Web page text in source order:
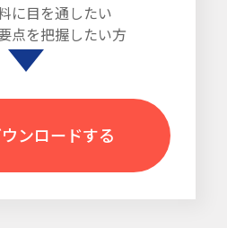
に目を通したい
点を把握したい方
ンロードする